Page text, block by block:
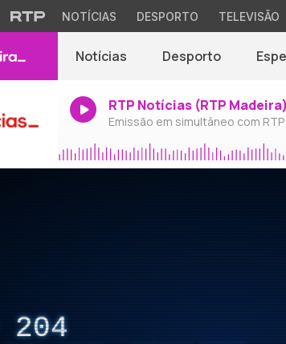
NOTÍCIAS DESPORTO TELEVISÃO
Notícias Desporto
RTP Notícias (RTP Madeira)
Emissão em simultâneo com
204